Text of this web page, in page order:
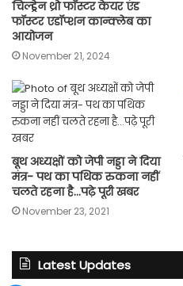
चिल्ड्रेन थ्रो फॉस्टर केयर एंड
फॉस्टर एडॉप्शन कान्क्लेब का
आयोजन
November 21, 2024
बूथ अध्यक्षों को जेपी नड्डा ने दिया
मंत्र- पथ का पथिक रुकना नहीं
चलते रहना है…पढ़े पूरी खबर
November 23, 2021
Latest Updates